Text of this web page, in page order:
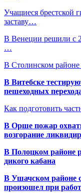
Учащиеся брестской
заставу…
В Венеции решили с
…
В Столинском районе
В Витебске
пешеходных
Как подготовить
В Орше пожар
возгорание
В Полоцком районе
дикого кабана
В Ушачском районе
произошел при